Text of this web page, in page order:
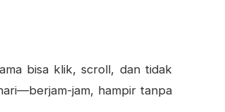
bisa klik, scroll, dan tidak
jam, hampir tanpa